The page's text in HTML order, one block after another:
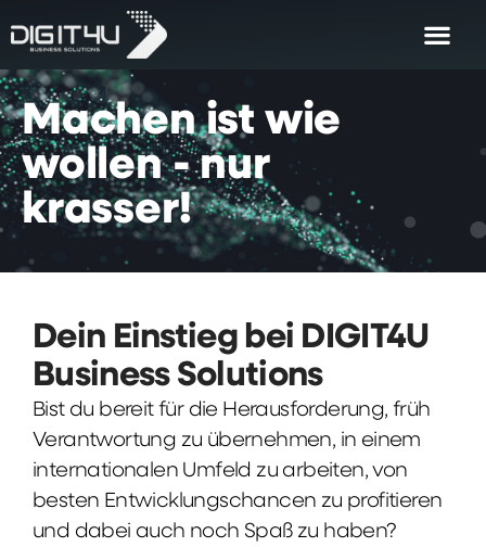
Machen ist wie
wollen - nur
krasser!
Dein Einstieg bei DIGIT4U
Business Solutions
Bist du bereit für die Herausforderung, früh
Verantwortung zu übernehmen, in einem
internationalen Umfeld zu arbeiten, von
besten Entwicklungschancen zu profitieren
und dabei auch noch Spaß zu haben?